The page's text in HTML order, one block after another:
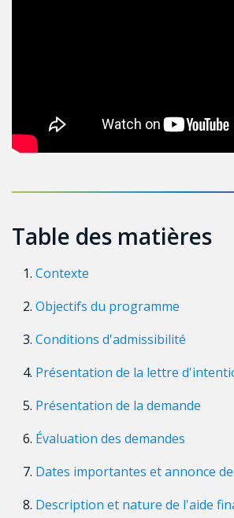
Table des matières
Contexte
Objectifs du programme
Conditions d'admissibilité
Présentation de la lettre
Présentation de la demande
Évaluation des demandes
Dates importantes et annonce
Description et nature de l'aide